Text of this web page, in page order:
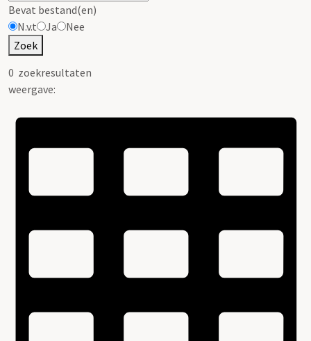
Bevat bestand(en)
N.v.t
Ja
Nee
Zoek
0 zoekresultaten
weergave: